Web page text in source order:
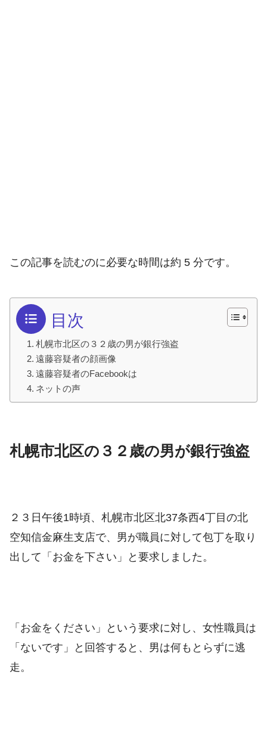
この記事を読むのに必要な時間は約 5 分です。
目次
札幌市北区の３２歳の男が銀行強盗
遠藤容疑者の顔画像
遠藤容疑者のFacebookは
ネットの声
札幌市北区の３２歳の男が銀行強盗
２３日午後1時頃、札幌市北区北37条西4丁目の北
空知信金麻生支店で、男が職員に対して包丁を取り
出して「お金を下さい」と要求しました。
「お金をください」という要求に対し、女性職員は
「ないです」と回答すると 、男は何もとらずに逃
走。